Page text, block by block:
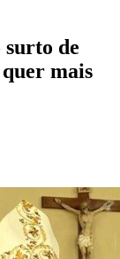
surto de
mais